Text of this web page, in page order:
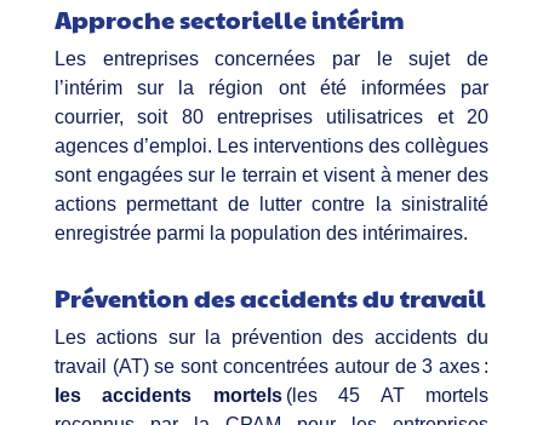
Approche sectorielle intérim
Les entreprises concernées par le sujet de
l’intérim sur la région ont été informées par
courrier, soit 80 entreprises utilisatrices et 20
agences d’emploi. Les interventions des collègues
sont engagées sur le terrain et visent à mener des
actions permettant de lutter contre la sinistralité
enregistrée parmi la population des intérimaires.
Prévention des accidents du travail
Les actions sur la prévention des accidents du
travail (AT) se sont concentrées autour de 3 axes :
les accidents mortels(les 45 AT mortels